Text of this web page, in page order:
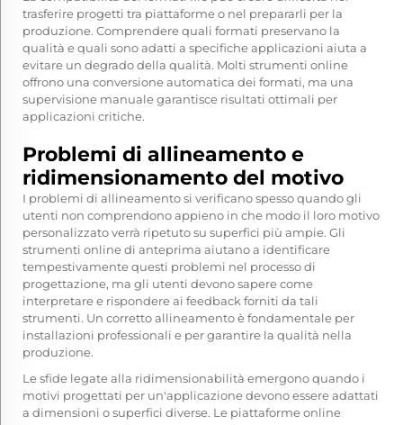
trasferire progetti tra piattaforme o nel prepararli per la
produzione. Comprendere quali formati preservano la
qualità e quali sono adatti a specifiche applicazioni aiuta a
evitare un degrado della qualità. Molti strumenti online
offrono una conversione automatica dei formati, ma una
supervisione manuale garantisce risultati ottimali per
applicazioni critiche.
Problemi di allineamento e
ridimensionamento del motivo
I problemi di allineamento si verificano spesso quando gli
utenti non comprendono appieno in che modo il loro motivo
personalizzato verrà ripetuto su superfici più ampie. Gli
strumenti online di anteprima aiutano a identificare
tempestivamente questi problemi nel processo di
progettazione, ma gli utenti devono sapere come
interpretare e rispondere ai feedback forniti da tali
strumenti. Un corretto allineamento è fondamentale per
installazioni professionali e per garantire la qualità nella
produzione.
Le sfide legate alla ridimensionabilità emergono quando i
motivi progettati per un'applicazione devono essere adattati
a dimensioni o superfici diverse. Le piattaforme online